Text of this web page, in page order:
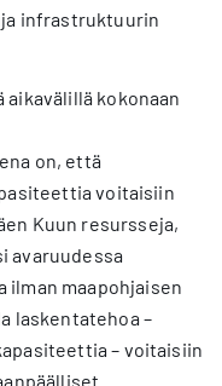
infrastruktuurin
kokonaan
on, että
voitaisiin
Kuun resursseja,
avaruudessa
ilman maapohjaisen
laskentatehoa –
– voitaisiin